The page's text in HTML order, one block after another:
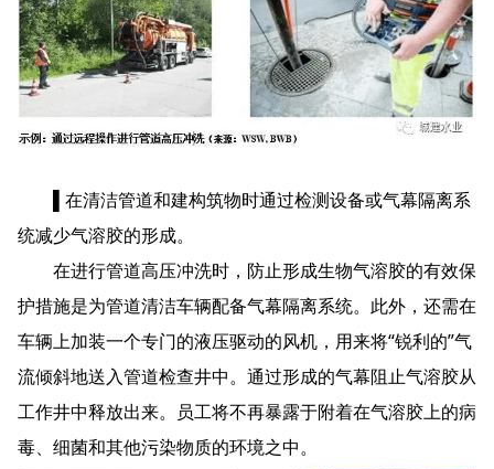
▌在清洁管道和建构筑物时通过检测设备或气幕隔离系
统减少气溶胶的形成。
在进行管道高压冲洗时，防止形成生物气溶胶的有效保
护措施是为管道清洁车辆配备气幕隔离系统。此外，还需在
车辆上加装一个专门的液压驱动的风机，用来将“锐利的”气
流倾斜地送入管道检查井中。通过形成的气幕阻止气溶胶从
工作井中释放出来。员工将不再暴露于附着在气溶胶上的病
毒、细菌和其他污染物质的环境之中。